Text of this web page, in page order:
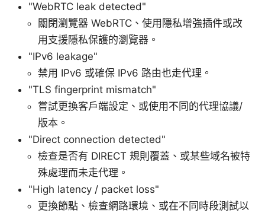
"WebRTC leak detected"
關閉瀏覽器 WebRTC、使用隱私增強插件或改
用支援隱私保護的瀏覽器。
"IPv6 leakage"
禁用 IPv6 或確保 IPv6 路由也走代理。
"TLS fingerprint mismatch"
嘗試更換客戶端設定、或使用不同的代理協議/
版本。
"Direct connection detected"
檢查是否有 DIRECT 規則覆蓋、或某些域名被特
殊處理而未走代理。
"High latency / packet loss"
更換節點、檢查網路環境、或在不同時段測試以